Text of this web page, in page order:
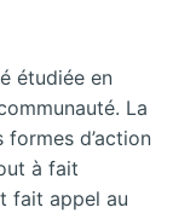
étudiée en
La
d’action
à fait
fait appel au